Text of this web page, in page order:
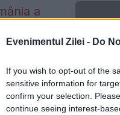
Evenimentul Zilei - Do
If you wish to opt-out of the
sensitive information for
confirm your selection.
continue seeing interest-
a